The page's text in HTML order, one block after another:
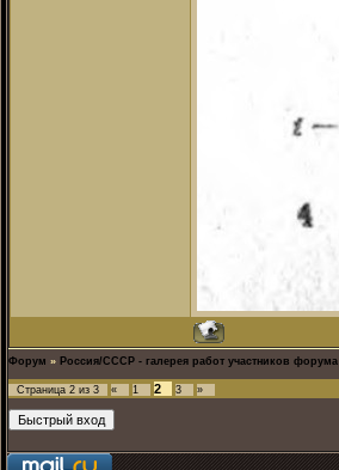
Форум » Россия/СССР - галерея работ участников форума
Страница 2 из 3 « 1 2 3 »